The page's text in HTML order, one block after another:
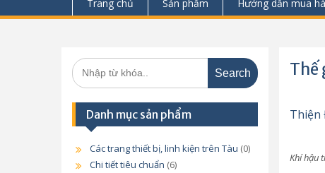
Trang chủ Sản phẩm Hướng dẫn mua
Thế
Thiện
Khí hậu
Search
for:
Danh mục sản phẩm
Các trang thiết bị, linh kiện trên Tàu (0)
Chi tiết tiêu chuẩn (6)